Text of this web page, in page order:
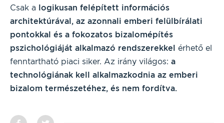
Csak a logikusan felépített információs
architektúrával, az azonnali emberi felülbírálati
pontokkal és a fokozatos bizalomépítés
pszichológiáját alkalmazó rendszerekkel érhető el
fenntartható piaci siker. Az irány világos: a
technológiának kell alkalmazkodnia az emberi
bizalom természetéhez, és nem fordítva.